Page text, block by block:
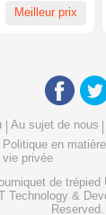
Produits
trépied à
rotation en
Meilleur prix
Shenzhen
de
la production,
dans le
de contrôle
solutions
Au sujet de nous
Politique en
vie privée
de trépied
Technology &
Reserved.